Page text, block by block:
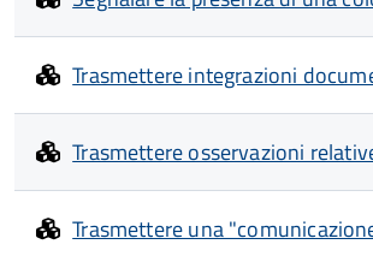
Trasmettere integrazioni
Trasmettere osservazioni
Trasmettere una